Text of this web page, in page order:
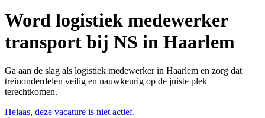
Word logistiek medewerker
transport bij NS in Haarlem
Ga aan de slag als logistiek medewerker in Haarlem en zorg dat
treinonderdelen veilig en nauwkeurig op de juiste plek
terechtkomen.
Helaas, deze vacature is niet actief.